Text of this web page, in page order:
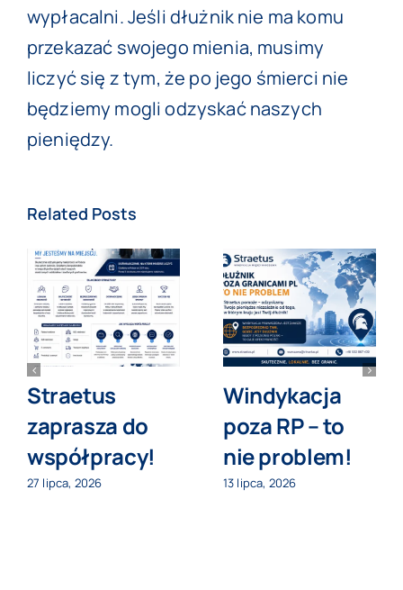
wypłacalni. Jeśli dłużnik nie ma komu
przekazać swojego mienia, musimy
liczyć się z tym, że po jego śmierci nie
będziemy mogli odzyskać naszych
pieniędzy.
Related Posts
Straetus
zaprasza do
współpracy!
27 lipca, 2026
Windykacja
poza RP – to
nie problem!
13 lipca, 2026